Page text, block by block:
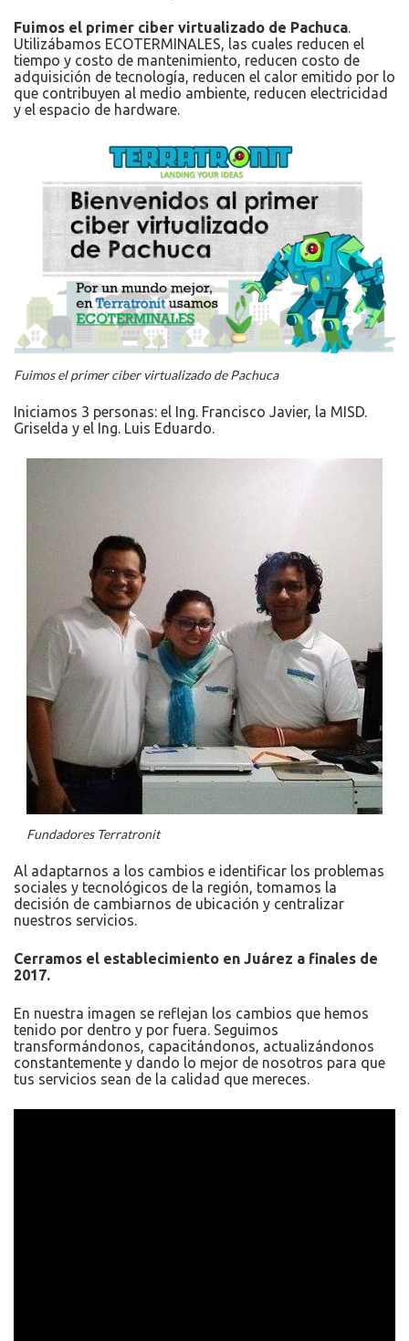
Fuimos el primer ciber virtualizado de Pachuca.
Utilizábamos ECOTERMINALES, las cuales reducen el
tiempo y costo de mantenimiento, reducen costo de
adquisición de tecnología, reducen el calor emitido por lo
que contribuyen al medio ambiente, reducen electricidad
y el espacio de hardware.
Fuimos el primer ciber virtualizado de Pachuca
Iniciamos 3 personas: el Ing. Francisco Javier, la MISD.
Griselda y el Ing. Luis Eduardo.
Fundadores Terratronit
Al adaptarnos a los cambios e identificar los problemas
sociales y tecnológicos de la región, tomamos la
decisión de cambiarnos de ubicación y centralizar
nuestros servicios.
Cerramos el establecimiento en Juárez a finales de
2017.
En nuestra imagen se reflejan los cambios que hemos
tenido por dentro y por fuera. Seguimos
transformándonos, capacitándonos, actualizándonos
constantemente y dando lo mejor de nosotros para que
tus servicios sean de la calidad que mereces.